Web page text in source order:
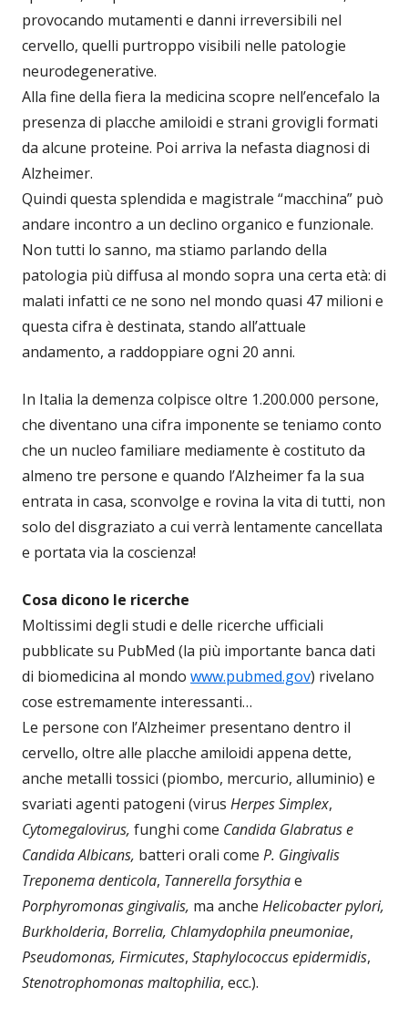
provocando mutamenti e danni irreversibili nel
cervello, quelli purtroppo visibili nelle patologie
neurodegenerative.
Alla fine della fiera la medicina scopre nell’encefalo la
presenza di placche amiloidi e strani grovigli formati
da alcune proteine. Poi arriva la nefasta diagnosi di
Alzheimer.
Quindi questa splendida e magistrale “macchina” può
andare incontro a un declino organico e funzionale.
Non tutti lo sanno, ma stiamo parlando della
patologia più diffusa al mondo sopra una certa età: di
malati infatti ce ne sono nel mondo quasi 47 milioni e
questa cifra è destinata, stando all’attuale
andamento, a raddoppiare ogni 20 anni.
In Italia la demenza colpisce oltre 1.200.000 persone,
che diventano una cifra imponente se teniamo conto
che un nucleo familiare mediamente è costituto da
almeno tre persone e quando l’Alzheimer fa la sua
entrata in casa, sconvolge e rovina la vita di tutti, non
solo del disgraziato a cui verrà lentamente cancellata
e portata via la coscienza!
Cosa dicono le ricerche
Moltissimi degli studi e delle ricerche ufficiali
pubblicate su PubMed (la più importante banca dati
di biomedicina al mondo www.pubmed.gov) rivelano
cose estremamente interessanti…
Le persone con l’Alzheimer presentano dentro il
cervello, oltre alle placche amiloidi appena dette,
anche metalli tossici (piombo, mercurio, alluminio) e
svariati agenti patogeni (virus Herpes Simplex,
Cytomegalovirus, funghi come Candida Glabratus e
Candida Albicans, batteri orali come P. Gingivalis
Treponema denticola, Tannerella forsythiae
Porphyromonas gingivalis, ma anche Helicobacter pylori,
Burkholderia, Borrelia, Chlamydophila pneumoniae,
Pseudomonas, Firmicutes, Staphylococcus epidermidis,
Stenotrophomonas maltophilia, ecc.).